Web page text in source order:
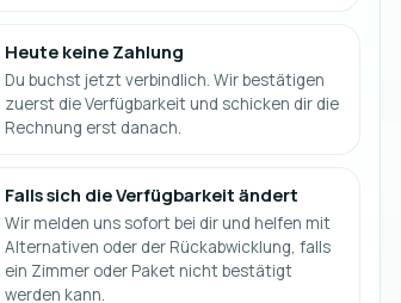
Heute keine Zahlung
Du buchst jetzt verbindlich. Wir bestätigen
zuerst die Verfügbarkeit und schicken dir die
Rechnung erst danach.
Falls sich die Verfügbarkeit ändert
Wir melden uns sofort bei dir und helfen mit
Alternativen oder der Rückabwicklung, falls
ein Zimmer oder Paket nicht bestätigt
werden kann.